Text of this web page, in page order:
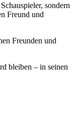
sondern
Freund und
Freunden und
bleiben – in seinen